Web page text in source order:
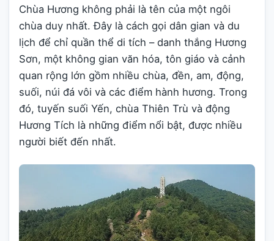
Chùa Hương không phải là tên của một ngôi
chùa duy nhất. Đây là cách gọi dân gian và du
lịch để chỉ quần thể di tích – danh thắng Hương
Sơn, một không gian văn hóa, tôn giáo và cảnh
quan rộng lớn gồm nhiều chùa, đền, am, động,
suối, núi đá vôi và các điểm hành hương. Trong
đó, tuyến suối Yến, chùa Thiên Trù và động
Hương Tích là những điểm nổi bật, được nhiều
người biết đến nhất.